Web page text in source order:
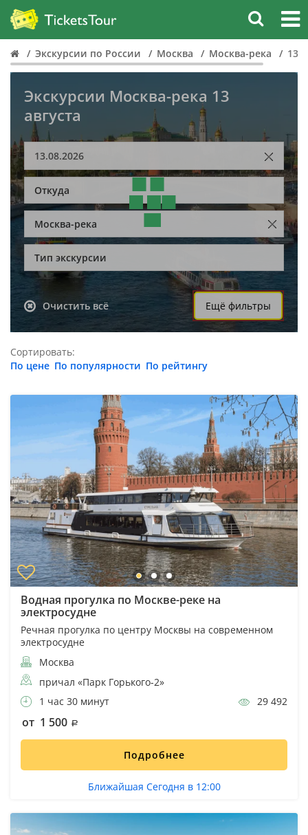
Экскурсии по России Москва Москва-река 13
Экскурсии Москва-река 13
августа
Откуда
Москва-река
Тип экскурсии
Очистить всё Ещё фильтры
Сортировать:
По цене По популярности По рейтингу
Водная прогулка по Москве-реке на
электросудне
Речная прогулка по центру Москвы на современном
электросудне
Москва
причал «Парк Горького-2»
1 час 30 минут
29 492
от 1 500
Подробнее
Ближайшая Сегодня в 12:00